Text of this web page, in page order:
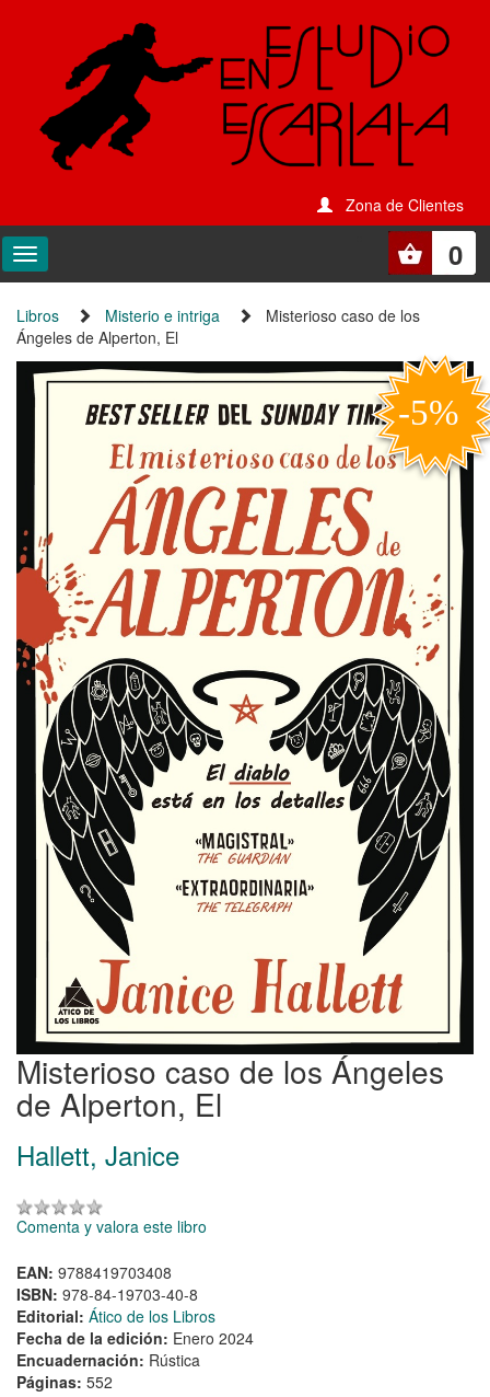
Zona de Clientes
0
Libros Misterio e intriga
Misterioso caso de los
Ángeles de Alperton, El
Misterioso caso de los Ángeles
de Alperton, El
Hallett, Janice
Comenta y valora este libro
EAN: 9788419703408
ISBN: 978-84-19703-40-8
Editorial: Ático de los Libros
Fecha de la edición: Enero 2024
Encuadernación: Rústica
Páginas: 552